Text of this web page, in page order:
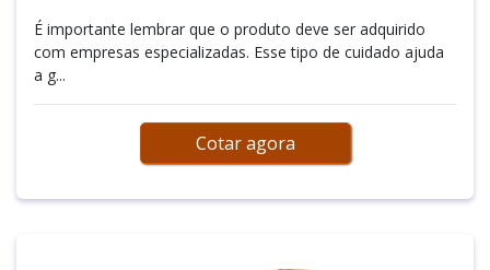
É importante lembrar que o produto deve ser adquirido
com empresas especializadas. Esse tipo de cuidado ajuda
a g...
Cotar agora